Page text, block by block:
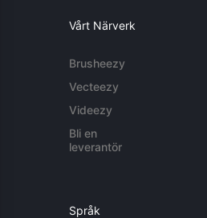
Vårt Närverk
Brusheezy
Vecteezy
Videezy
Bli en
leverantör
Språk